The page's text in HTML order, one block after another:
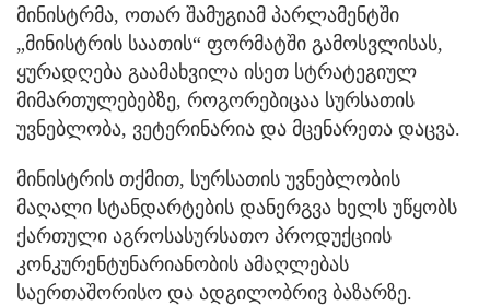
მინისტრმა, ოთარ შამუგიამ პარლამენტში
„მინისტრის საათის“ ფორმატში გამოსვლისას,
ყურადღება გაამახვილა ისეთ სტრატეგიულ
მიმართულებებზე, როგორებიცაა სურსათის
უვნებლობა, ვეტერინარია და მცენარეთა დაცვა.
მინისტრის თქმით, სურსათის უვნებლობის
მაღალი სტანდარტების დანერგვა ხელს უწყობს
ქართული აგროსასურსათო პროდუქციის
კონკურენტუნარიანობის ამაღლებას
საერთაშორისო და ადგილობრივ ბაზარზე.